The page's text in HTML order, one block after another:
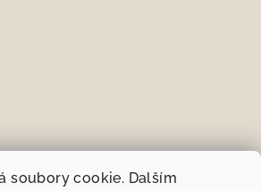
soubory cookie. Dalším